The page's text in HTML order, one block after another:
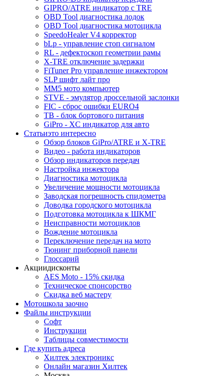
GIPRO/ATRE индикатор с TRE
OBD Tool диагностика лодок
OBD Tool диагностика мотоцикла
SpeedoHealer V4 корректор
bLp - управление стоп сигналом
RL - дефектоскоп геометрии рамы
X-TRE отключение задержки
FiTuner Pro управление инжектором
SLP шифт лайт про
MM5 мото компьютер
STVE - эмулятор дроссельной заслонки
FIC - сброс ошибки EURO4
TB - блок бортового питания
GiPro - XC индикатор для авто
Статьиэто интересно
Обзор блоков GiPro/ATRE и X-TRE
Видео - работа индикаторов
Обзор индикаторов передач
Настройка инжектора
Диагноcтика мотоцикла
Увеличение мощности мотоцикла
Заводская погрешность спидометра
Доводка городского мотоцикла
Подготовка мотоцикла к ШКМГ
Неисправности мотоциклов
Вождение мотоцикла
Переключение передач на мото
Тюнинг приборной панели
Глоссарий
Акциидисконты
AES Moto - 15% скидка
Техническое спонсорство
Скидка веб мастеру
Мотошкола заочно
Файлы инструкции
Софт
Инструкции
Таблицы совместимости
Где купить адреса
Хилтек электроникс
Онлайн магазин Хилтек